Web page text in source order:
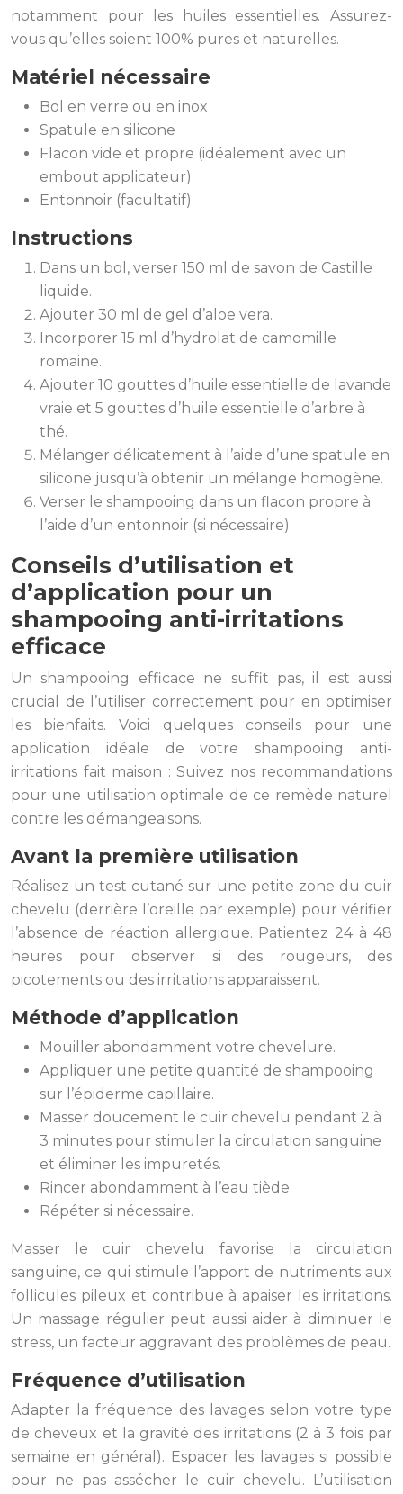
notamment pour les huiles essentielles. Assurez-
vous qu’elles soient 100% pures et naturelles.
Matériel nécessaire
Bol en verre ou en inox
Spatule en silicone
Flacon vide et propre (idéalement avec un
embout applicateur)
Entonnoir (facultatif)
Instructions
Dans un bol, verser 150 ml de savon de Castille
liquide.
Ajouter 30 ml de gel d’aloe vera.
Incorporer 15 ml d’hydrolat de camomille
romaine.
Ajouter 10 gouttes d’huile essentielle de lavande
vraie et 5 gouttes d’huile essentielle d’arbre à
thé.
Mélanger délicatement à l’aide d’une spatule en
silicone jusqu’à obtenir un mélange homogène.
Verser le shampooing dans un flacon propre à
l’aide d’un entonnoir (si nécessaire).
Conseils d’utilisation et
d’application pour un
shampooing anti-irritations
efficace
Un shampooing efficace ne suffit pas, il est aussi
crucial de l’utiliser correctement pour en optimiser
les bienfaits. Voici quelques conseils pour une
application idéale de votre shampooing anti-
irritations fait maison : Suivez nos recommandations
pour une utilisation optimale de ce remède naturel
contre les démangeaisons.
Avant la première utilisation
Réalisez un test cutané sur une petite zone du cuir
chevelu (derrière l’oreille par exemple) pour vérifier
l’absence de réaction allergique. Patientez 24 à 48
heures pour observer si des rougeurs, des
picotements ou des irritations apparaissent.
Méthode d’application
Mouiller abondamment votre chevelure.
Appliquer une petite quantité de shampooing
sur l’épiderme capillaire.
Masser doucement le cuir chevelu pendant 2 à
3 minutes pour stimuler la circulation sanguine
et éliminer les impuretés.
Rincer abondamment à l’eau tiède.
Répéter si nécessaire.
Masser le cuir chevelu favorise la circulation
sanguine, ce qui stimule l’apport de nutriments aux
follicules pileux et contribue à apaiser les irritations.
Un massage régulier peut aussi aider à diminuer le
stress, un facteur aggravant des problèmes de peau.
Fréquence d’utilisation
Adapter la fréquence des lavages selon votre type
de cheveux et la gravité des irritations (2 à 3 fois par
semaine en général). Espacer les lavages si possible
pour ne pas assécher le cuir chevelu. L’utilisation